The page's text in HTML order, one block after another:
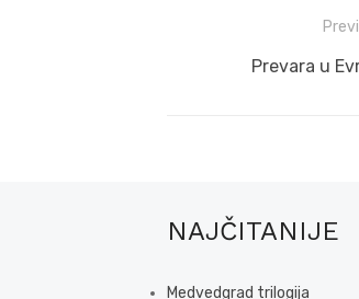
navigation
Previous
Prevara u
NAJČITANIJE
Medvedgrad trilogija